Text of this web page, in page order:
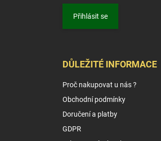
Přihlásit se
DŮLEŽITÉ INFORMACE
Proč nakupovat u nás ?
Obchodní podmínky
Doručení a platby
GDPR